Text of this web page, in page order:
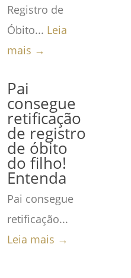
Registro de
Óbito... Leia
mais →
Pai
consegue
retificação
de registro
de óbito
do filho!
Entenda
Pai consegue
retificação...
Leia mais →